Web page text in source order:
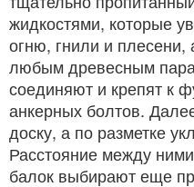
жидкостями, которые
огню, гнили и плесени,
любым древесным
соединяют и крепят к
анкерных болтов.
доску, а по разметке
Расстояние между
балок выбирают еще